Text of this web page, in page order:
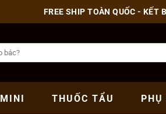
FREE SHIP TOÀN QUỐC - KẾT
MINI THUỐC TẨU PHỤ